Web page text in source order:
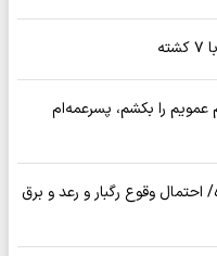
را بکشم، پسرعمه‌ام
وقوع رگبار و رعد و برق